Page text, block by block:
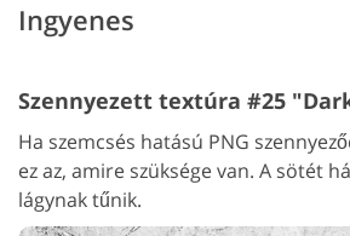
Ingyenes
Szennyezett textúra #25
Ha szemcsés hatású PNG
ez az, amire szüksége van. A sötét
lágynak tűnik.